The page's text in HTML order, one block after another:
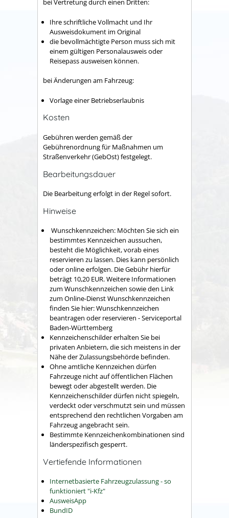
bei Vertretung durch einen Dritten:
Ihre schriftliche Vollmacht und Ihr
Ausweisdokument im Original
die bevollmächtigte Person muss sich mit
einem gültigen Personalausweis oder
Reisepass ausweisen können.
bei Änderungen am Fahrzeug:
Vorlage einer Betriebserlaubnis
Kosten
Gebühren werden gemäß der
Gebührenordnung für Maßnahmen um
Straßenverkehr (GebOst) festgelegt.
Bearbeitungsdauer
Die Bearbeitung erfolgt in der Regel sofort.
Hinweise
Wunschkennzeichen: Möchten Sie sich ein
bestimmtes Kennzeichen aussuchen,
besteht die Möglichkeit, vorab eines
reservieren zu lassen. Dies kann persönlich
oder online erfolgen. Die Gebühr hierfür
beträgt 10,20 EUR. Weitere Informationen
zum Wunschkennzeichen sowie den Link
zum Online-Dienst Wunschkennzeichen
finden Sie hier: Wunschkennzeichen
beantragen oder reservieren - Serviceportal
Baden-Württemberg
Kennzeichenschilder erhalten Sie bei
privaten Anbietern, die sich meistens in der
Nähe der Zulassungsbehörde befinden.
Ohne amtliche Kennzeichen dürfen
Fahrzeuge nicht auf öffentlichen Flächen
bewegt oder abgestellt werden. Die
Kennzeichenschilder dürfen nicht spiegeln,
verdeckt oder verschmutzt sein und müssen
entsprechend den rechtlichen Vorgaben am
Fahrzeug angebracht sein.
Bestimmte Kennzeichenkombinationen sind
länderspezifisch gesperrt.
Vertiefende Informationen
Internetbasierte Fahrzeugzulassung - so
funktioniert "i-Kfz"
AusweisApp
BundID